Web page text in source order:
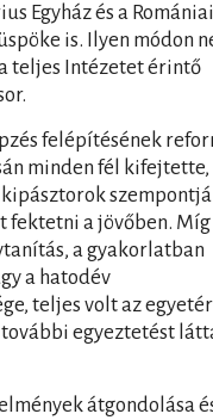
Egyház és a Romániai
is. Ilyen módon
teljes Intézetet érintő
felépítésének
minden fél kifejtette,
fektetni a jövőben. Míg
a gyakorlatban
a hatodév
teljes volt az
egyeztetést
átgondolása